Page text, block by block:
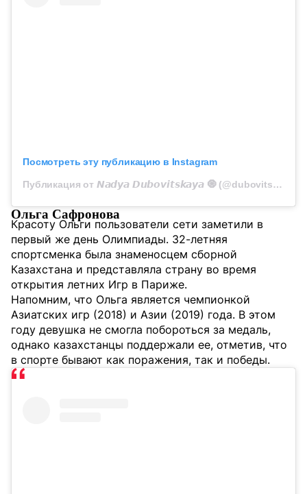
Посмотреть эту публикацию в Instagram
Публикация от 𝙉𝙖𝙙𝙮𝙖 𝘿𝙪𝙗𝙤𝙫𝙞𝙩𝙨𝙠𝙖𝙮𝙖 🧿 (@dubovitskaya_nadya)
Ольга Сафронова
Красоту Ольги пользователи сети заметили в
первый же день Олимпиады. 32-летняя
спортсменка была знаменосцем сборной
Казахстана и представляла страну во время
открытия летних Игр в Париже.
Напомним, что Ольга является чемпионкой
Азиатских игр (2018) и Азии (2019) года. В этом
году девушка не смогла побороться за медаль,
однако казахстанцы поддержали ее, отметив, что
в спорте бывают как поражения, так и победы.